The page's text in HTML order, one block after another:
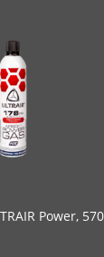
Power,